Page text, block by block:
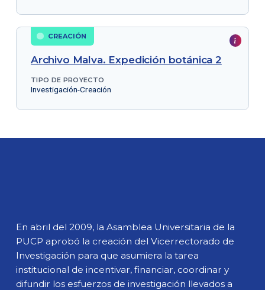
CREACIÓN
Archivo Malva. Expedición botánica 2
TIPO DE PROYECTO
Investigación-Creación
En abril del 2009, la Asamblea Universitaria de la
PUCP aprobó la creación del Vicerrectorado de
Investigación para que asumiera la tarea
institucional de incentivar, financiar, coordinar y
difundir los esfuerzos de investigación llevados a